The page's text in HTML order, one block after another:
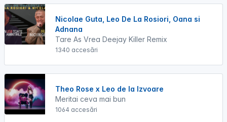
Nicolae Guta, Leo De La Rosiori, Oana si
Adnana
Tare As Vrea Deejay Killer Remix
1340 accesări
Theo Rose x Leo de la Izvoare
Meritai ceva mai bun
1064 accesări